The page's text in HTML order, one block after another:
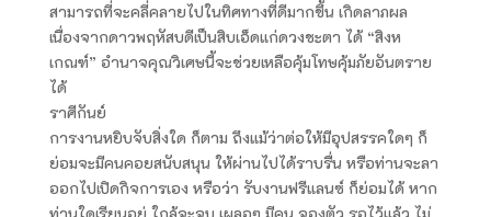
สามารถที่จะคลี่คลายไปในทิศทางที่ดีมากขึ้น เกิดลาภผล
เนื่องจากดาวพฤหัสบดีเป็นสิบเอ็ดแก่ดวงชะตา ได้ “สิงห
เกณฑ์” อำนาจคุณวิเศษนี้จะช่วยเหลือคุ้มโทษคุ้มภัยอันตราย
ได้
ราศีกันย์
การงานหยิบจับสิ่งใด ก็ตาม ถึงแม้ว่าต่อให้มีอุปสรรคใดๆ ก็
ย่อมจะมีคนคอยสนับสนุน ให้ผ่านไปได้ราบรื่น หรือท่านจะลา
ออกไปเปิดกิจการเอง หรือว่า รับงานฟรีแลนซ์ ก็ย่อมได้ หาก